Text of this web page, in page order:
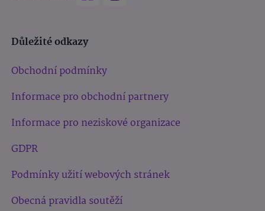
Důležité odkazy
Obchodní podmínky
Informace pro obchodní partnery
Informace pro neziskové organizace
GDPR
Podmínky užití webových stránek
Obecná pravidla soutěží